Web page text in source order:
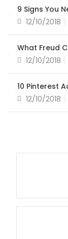
9 Signs You
12/10/2018
What Freud
12/10/2018
10 Pinterest
12/10/2018